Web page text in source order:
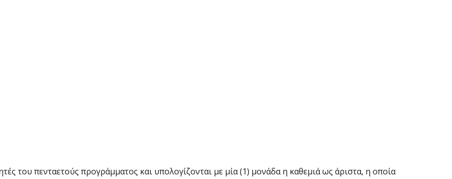
του πενταετούς προγράμματος και υπολογίζονται με μία (1) μονάδα η καθεμιά ως άριστα, η οποία